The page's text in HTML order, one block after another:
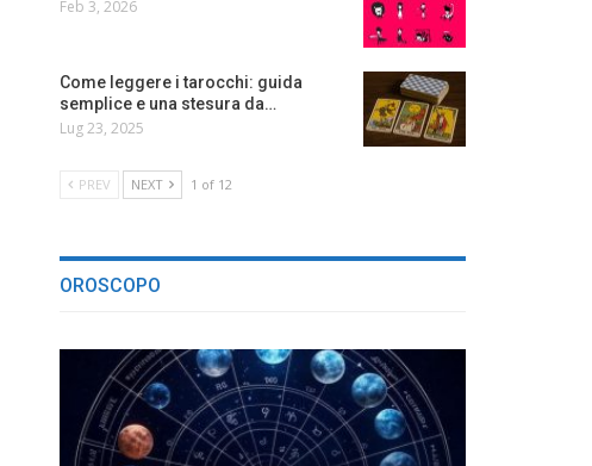
Feb 3, 2026
Come leggere i tarocchi: guida
semplice e una stesura da…
Lug 23, 2025
PREV NEXT 1 of 12
OROSCOPO